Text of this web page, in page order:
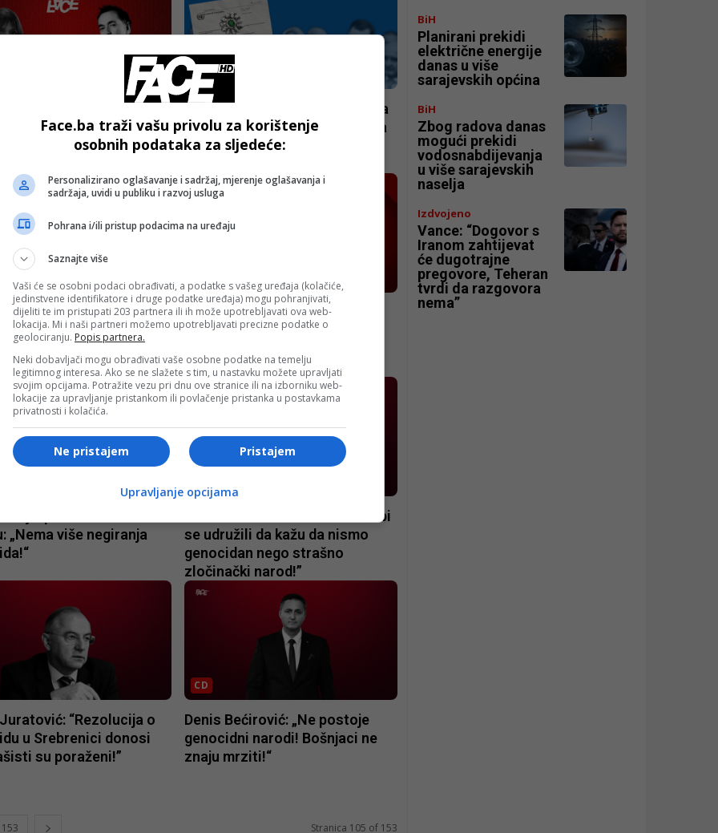
“BiH mora tražiti
RS-a! Treća zemlja
Srbiju za genocid!”
CD
Rezolucija o genocidu ušutkala
negatore! Hoće li se glasačima
„protiv“ zabraniti ulazak u
brutalno ušutkala
„'Razdruživanje’ je kraj
ne BiH! Milorade, ne igraj
VANREDNI CENTRALNI
DNEVNIK – REZOLUCIJA O
5. 2024.
poručio Vučiću i
„Nema više negiranja
Nenad Čanak brutalan: “Svi Srbi
se udružili da kažu da nismo
genocidan nego strašno
zločinački narod!”
“Rezolucija o
u Srebrenici donosi
su poraženi!”
CD
Denis Bećirović: „Ne postoje
genocidni narodi! Bošnjaci ne
znaju mrziti!“
153 Stranica 105 of 153
BiH
Planirani prekidi
električne energije
danas u više
sarajevskih općina
BiH
Zbog radova danas
mogući prekidi
vodosnabdijevanja
u više sarajevskih
naselja
Izdvojeno
Vance: “Dogovor s
Iranom zahtijevat
će dugotrajne
pregovore, Teheran
tvrdi da razgovora
nema”
Face.ba traži vašu privolu za korištenje
osobnih podataka za sljedeće:
Personalizirano oglašavanje i sadržaj, mjerenje oglašavanja i
sadržaja, uvidi u publiku i razvoj usluga
Pohrana i/ili pristup podacima na uređaju
Saznajte više
Vaši će se osobni podaci obrađivati, a podatke s vašeg uređaja (kolačiće,
jedinstvene identifikatore i druge podatke uređaja) mogu pohranjivati,
dijeliti te im pristupati 203 partnera ili ih može upotrebljavati ova web-
lokacija. Mi i naši partneri možemo upotrebljavati precizne podatke o
geolociranju. Popis partnera.
Neki dobavljači mogu obrađivati vaše osobne podatke na temelju
legitimnog interesa. Ako se ne slažete s tim, u nastavku možete upravljati
svojim opcijama. Potražite vezu pri dnu ove stranice ili na izborniku web-
lokacije za upravljanje pristankom ili povlačenje pristanka u postavkama
privatnosti i kolačića.
Pristajem
Ne pristajem
Upravljanje opcijama